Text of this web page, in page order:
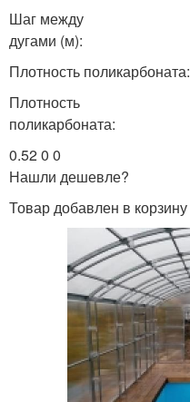
Шаг между
дугами (м):
Плотность поликарбоната:
Плотность
поликарбоната:
0.52 0 0
Нашли дешевле?
Товар добавлен в корзину